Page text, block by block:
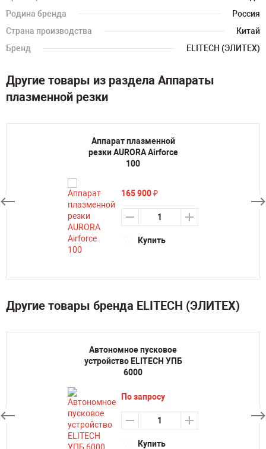
Родина бренда
Россия
Страна производства
Китай
Бренд
ELITECH (ЭЛИТЕХ)
Другие товары из раздела Аппараты
плазменной резки
Аппарат плазменной
резки AURORA Airforce
100
165 900₽
Купить
Другие товары бренда ELITECH (ЭЛИТЕХ)
Автономное пусковое
устройство ELITECH УПБ
6000
По запросу
Купить